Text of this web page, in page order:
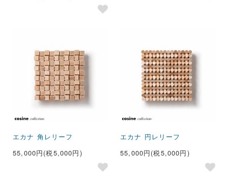
エカナ 角レリーフ
55,000円(税5,000円)
エカナ 円レリーフ
55,000円(税5,000円)